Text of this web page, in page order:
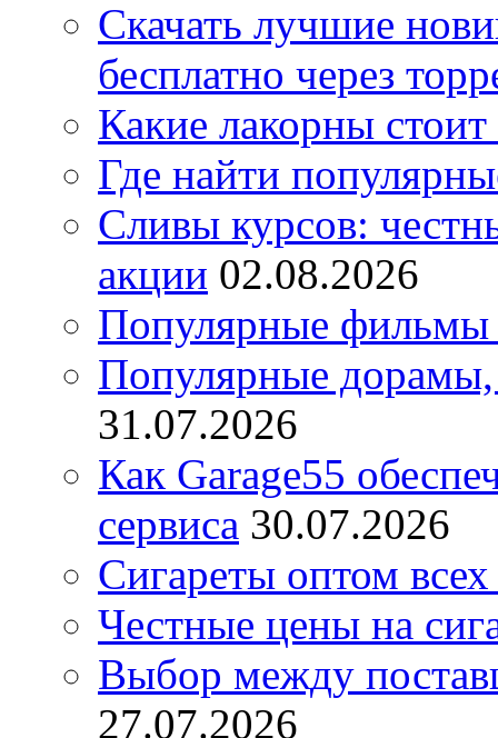
Скачать лучшие
бесплатно через
Какие лакорны стоит
Где найти
Сливы курсов:
акции 02.08.2026
Популярные фильмы
Популярные дорамы,
31.07.2026
Как Garage55
сервиса 30.07.2026
Сигареты оптом
Честные цены на
Выбор между
27.07.2026